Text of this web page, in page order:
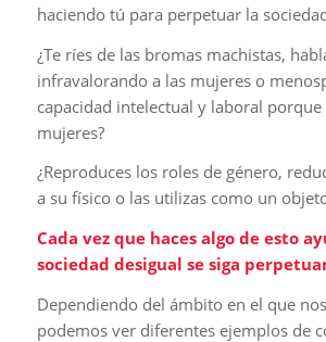
haciendo tú para perpetuar la
¿Te ríes de las bromas machistas,
infravalorando a las mujeres o
capacidad intelectual y laboral porque
mujeres?
¿Reproduces los roles de género,
a su físico o las utilizas como un
Cada vez que haces algo de esto
sociedad desigual se siga
Dependiendo del ámbito en el que
podemos ver diferentes ejemplos de